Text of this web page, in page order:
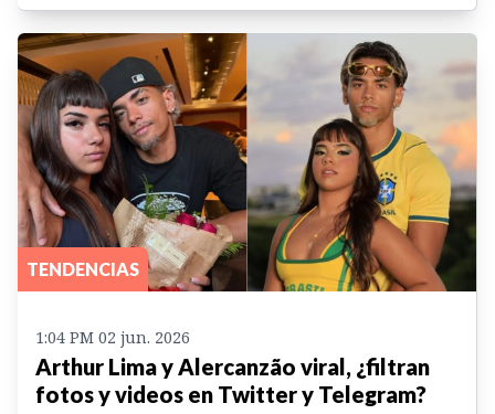
TENDENCIAS
1:04 PM 02 jun. 2026
Arthur Lima y Alercanzão viral, ¿filtran
fotos y videos en Twitter y Telegram?